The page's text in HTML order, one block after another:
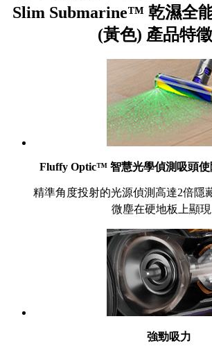
Slim Submarine™ 乾濕全
(黃色) 產品特徵
Fluffy Optic™ 智慧光學偵測吸頭使
精準角度投射的光源偵測高達2倍隱
微塵在硬地板上顯現
強勁吸力